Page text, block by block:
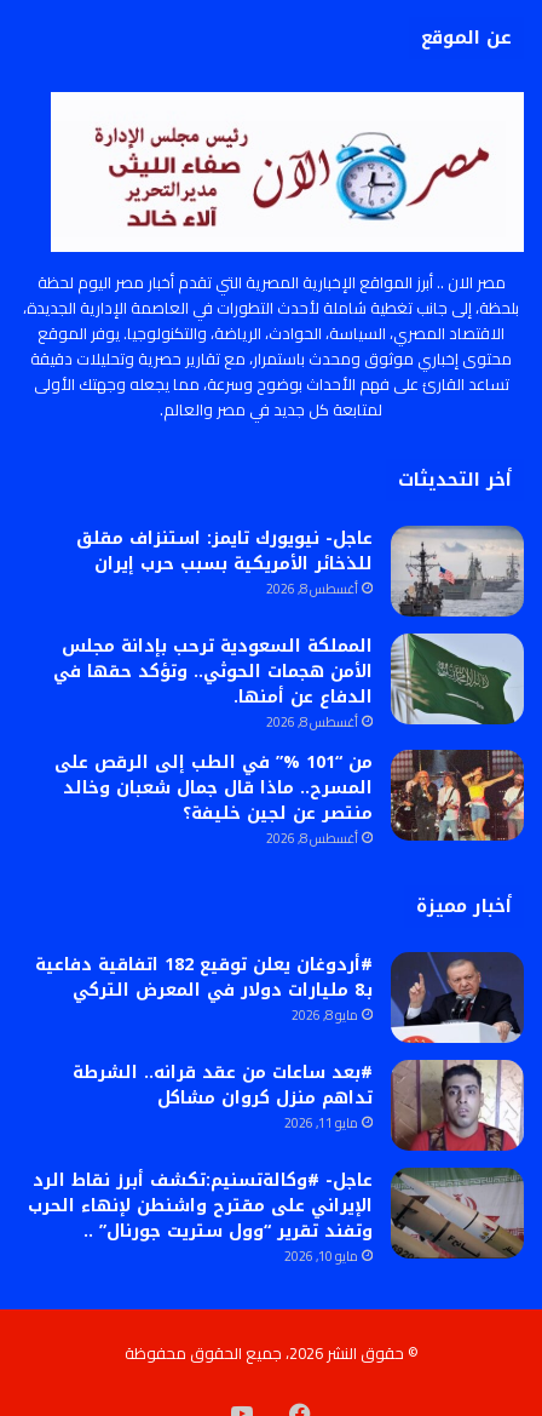
عن الموقع
مصر الان .. أبرز المواقع الإخبارية المصرية التي تقدم أخبار مصر اليوم لحظة
بلحظة، إلى جانب تغطية شاملة لأحدث التطورات في العاصمة الإدارية الجديدة،
الاقتصاد المصري، السياسة، الحوادث، الرياضة، والتكنولوجيا. يوفر الموقع
محتوى إخباري موثوق ومحدث باستمرار، مع تقارير حصرية وتحليلات دقيقة
تساعد القارئ على فهم الأحداث بوضوح وسرعة، مما يجعله وجهتك الأولى
لمتابعة كل جديد في مصر والعالم.
أخر التحديثات
عاجل- نيويورك تايمز: استنزاف مقلق
للذخائر الأمريكية بسبب حرب إيران
أغسطس 8, 2026
المملكة السعودية ترحب بإدانة مجلس
الأمن هجمات الحوثي.. وتؤكد حقها في
الدفاع عن أمنها.
أغسطس 8, 2026
من “101 %” في الطب إلى الرقص على
المسرح.. ماذا قال جمال شعبان وخالد
منتصر عن لجين خليفة؟
أغسطس 8, 2026
أخبار مميزة
#أردوغان يعلن توقيع 182 اتفاقية دفاعية
بـ8 مليارات دولار في المعرض التركي
مايو 8, 2026
#بعد ساعات من عقد قرانه.. الشرطة
تداهم منزل كروان مشاكل
مايو 11, 2026
عاجل- #وكالةتسنيم:تكشف أبرز نقاط الرد
الإيراني على مقترح واشنطن لإنهاء الحرب
وتفند تقرير “وول ستريت جورنال” ..
مايو 10, 2026
© حقوق النشر 2026، جميع الحقوق محفوظة